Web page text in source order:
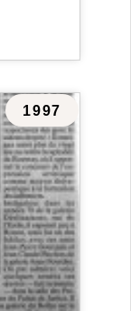
1997